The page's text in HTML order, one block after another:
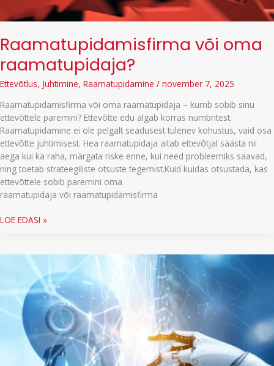
Raamatupidamisfirma või oma
raamatupidaja?
Ettevõtlus, Juhtimine, Raamatupidamine / november 7, 2025
Raamatupidamisfirma või oma raamatupidaja – kumb sobib sinu
ettevõttele paremini? Ettevõtte edu algab korras numbritest.
Raamatupidamine ei ole pelgalt seadusest tulenev kohustus, vaid osa
ettevõtte juhtimisest. Hea raamatupidaja aitab ettevõtjal säästa nii
aega kui ka raha, märgata riske enne, kui need probleemiks saavad,
ning toetab strateegiliste otsuste tegemist.Kuid kuidas otsustada, kas
ettevõttele sobib paremini oma
raamatupidaja või raamatupidamisfirma
Raamatupidamisfirma
raamatupidaja?
LOE EDASI »